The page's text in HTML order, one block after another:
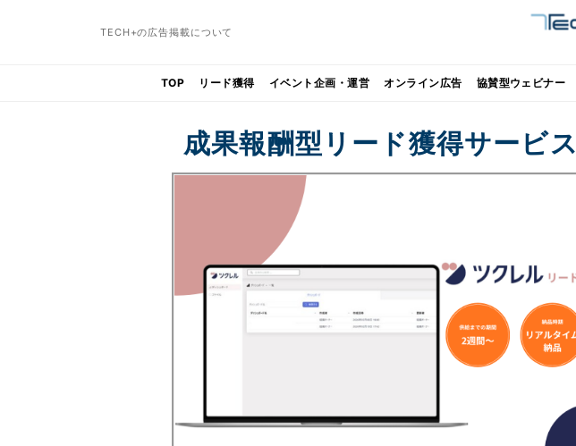
TECH+の広告掲載について
TOP リード獲得 イベント企画・運営 オンライン広告 協賛型ウェビナー
成果報酬型リード獲得サービス